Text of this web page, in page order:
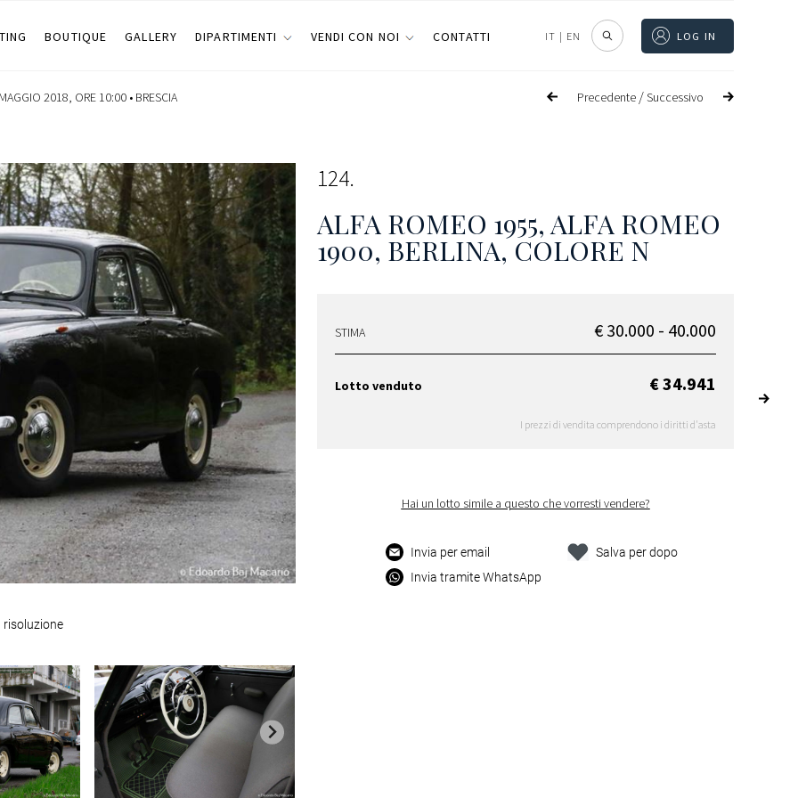
BOUTIQUE GALLERY DIPARTIMENTI VENDI CON NOI CONTATTI IT | EN LOG IN
Precedente /Successivo
2018, ORE 10:00 • BRESCIA
risoluzione
124
ALFA ROMEO 1955, ALFA ROMEO
1900, BERLINA, COLORE N
STIMA € 30.000 - 40.000
Lotto venduto € 34.941
I prezzi di vendita comprendono i diritti d'asta
Hai un lotto simile a questo che vorresti vendere?
Invia per email
Invia tramite WhatsApp
Salva per dopo